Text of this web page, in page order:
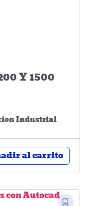
Y 1500
Industrial
al carrito